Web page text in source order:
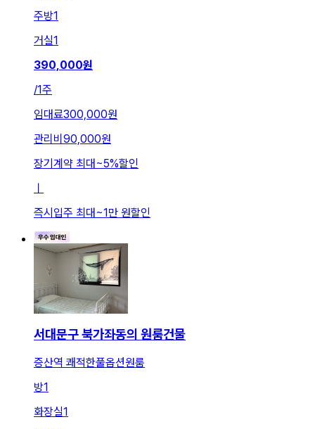
주방1
거실1
390,000원
/1주
임대료300,000원
관리비 90,000원
장기계약 최대~5%할인
ㅣ
즉시입주 최대~1만 원할인
서대문구 북가좌동의 원룸건물
증산역 쾌적한풀옵션원룸
방1
화장실1